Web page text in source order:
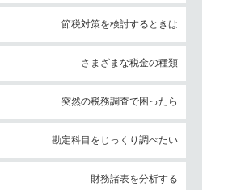
節税対策を検討するときは
さまざまな税金の種類
突然の税務調査で困ったら
勘定科目をじっくり調べたい
財務諸表を分析する